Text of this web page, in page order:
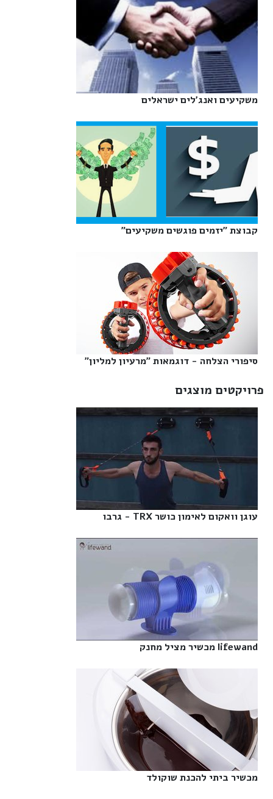
משקיעים ואנג'לים ישראלים‎
קבוצת "יזמים פוגשים משקיעים"‎
סיפורי הצלחה - דוגמאות "מרעיון למליון"‎
פרויקטים מוצגים
עוגן וואקום לאימון כושר TRX - גרבו‎
lifewand מכשיר מציל מחנק‎
מכשיר ביתי להכנת שוקולד‎